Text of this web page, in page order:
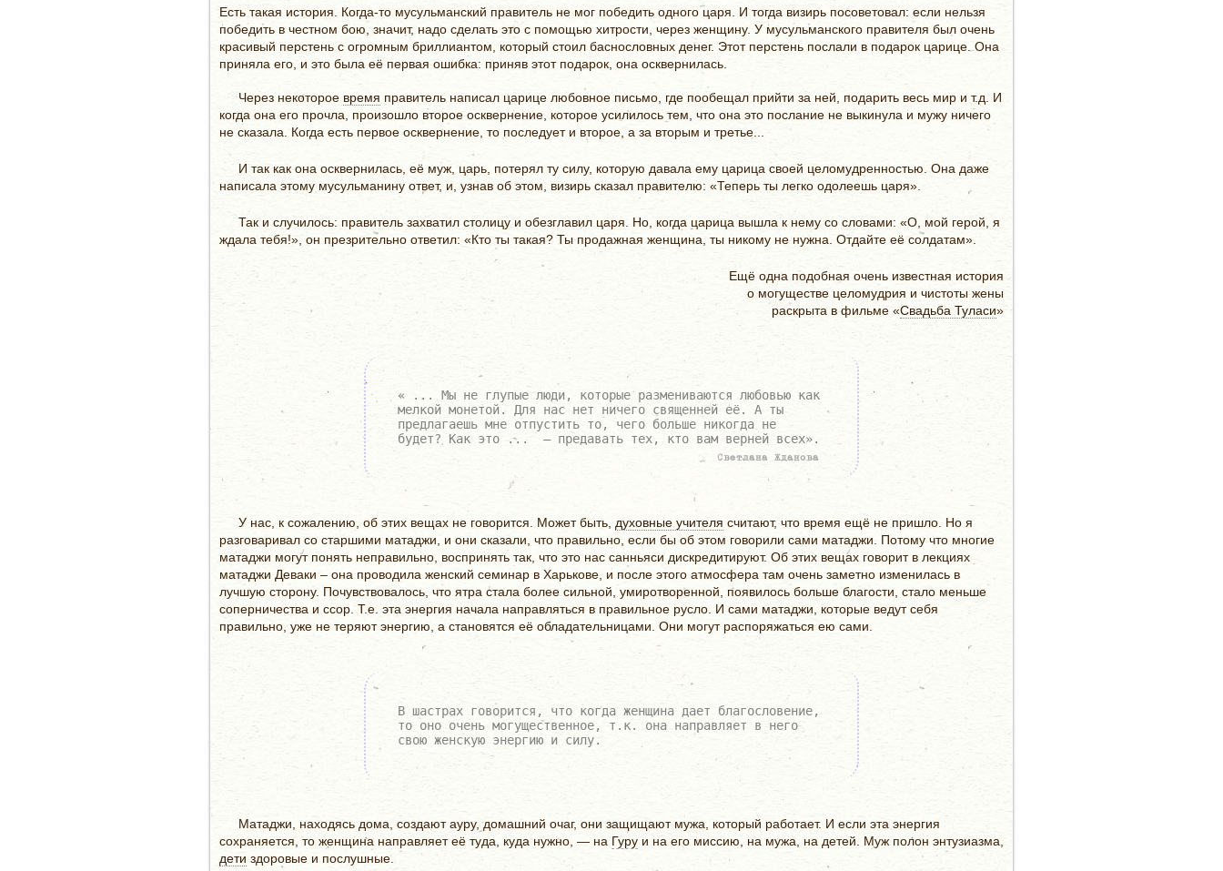
Есть такая история. Когда-то мусульманский правитель не мог победить одного царя. И тогда визирь посоветовал: если нельзя
победить в честном бою, значит, надо сделать это с помощью хитрости, через женщину. У мусульманского правителя был очень
красивый перстень с огромным бриллиантом, который стоил баснословных денег. Этот перстень послали в подарок царице. Она
приняла его, и это была её первая ошибка: приняв этот подарок, она осквернилась.
Через некоторое время правитель написал царице любовное письмо, где пообещал прийти за ней, подарить весь мир и т.д. И
когда она его прочла, произошло второе осквернение, которое усилилось тем, что она это послание не выкинула и мужу ничего
не сказала. Когда есть первое осквернение, то последует и второе, а за вторым и третье...
И так как она осквернилась, её муж, царь, потерял ту силу, которую давала ему царица своей целомудренностью. Она даже
написала этому мусульманину ответ, и, узнав об этом, визирь сказал правителю: «Теперь ты легко одолеешь царя».
Так и случилось: правитель захватил столицу и обезглавил царя. Но, когда царица вышла к нему со словами: «О, мой герой, я
ждала тебя!», он презрительно ответил: «Кто ты такая? Ты продажная женщина, ты никому не нужна. Отдайте её солдатам».
Ещё одна подобная очень известная история
о могуществе целомудрия и чистоты жены
раскрыта в фильме «Свадьба Туласи»
« ... Мы не глупые люди, которые размениваются любовью как
мелкой монетой. Для нас нет ничего священней её. А ты
предлагаешь мне отпустить то, чего больше никогда не
будет? Как это ... — предавать тех, кто вам верней всех».
Светлана Жданова
У нас, к сожалению, об этих вещах не говорится. Может быть, духовные учителя считают, что время ещё не пришло. Но я
разговаривал со старшими матаджи, и они сказали, что правильно, если бы об этом говорили сами матаджи. Потому что многие
матаджи могут понять неправильно, воспринять так, что это нас санньяси дискредитируют. Об этих вещах говорит в лекциях
матаджи Деваки – она проводила женский семинар в Харькове, и после этого атмосфера там очень заметно изменилась в
лучшую сторону. Почувствовалось, что ятра стала более сильной, умиротворенной, появилось больше благости, стало меньше
соперничества и ссор. Т.е. эта энергия начала направляться в правильное русло. И сами матаджи, которые ведут себя
правильно, уже не теряют энергию, а становятся её обладательницами. Они могут распоряжаться ею сами.
В шастрах говорится, что когда женщина дает благословение,
то оно очень могущественное, т.к. она направляет в него
свою женскую энергию и силу.
Матаджи, находясь дома, создают ауру, домашний очаг, они защищают мужа, который работает. И если эта энергия
сохраняется, то женщина направляет её туда, куда нужно, — на Гуру и на его миссию, на мужа, на детей. Муж полон энтузиазма,
дети здоровые и послушные.